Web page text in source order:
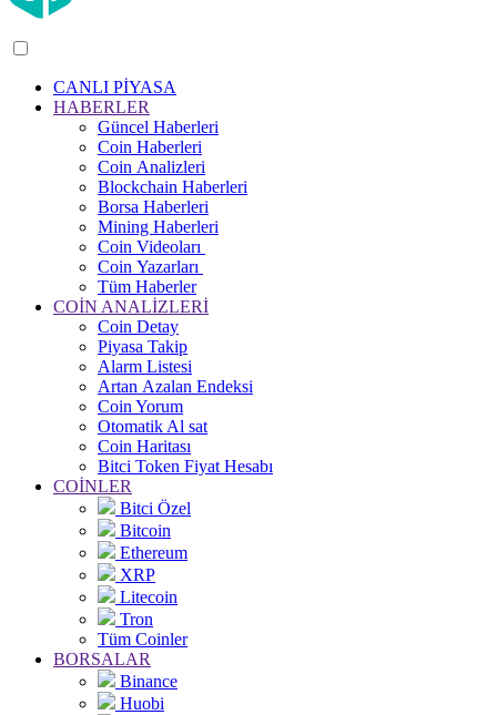
CANLI PİYASA
HABERLER
Güncel Haberleri
Coin Haberleri
Coin Analizleri
Blockchain Haberleri
Borsa Haberleri
Mining Haberleri
Coin Videoları
Coin Yazarları
Tüm Haberler
COİN ANALİZLERİ
Coin Detay
Piyasa Takip
Alarm Listesi
Artan Azalan Endeksi
Coin Yorum
Otomatik Al sat
Coin Haritası
Bitci Token Fiyat Hesabı
COİNLER
Bitci Özel
Bitcoin
Ethereum
XRP
Litecoin
Tron
Tüm Coinler
BORSALAR
Binance
Huobi